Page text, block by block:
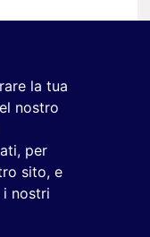
la tua
nostro
per
sito, e
nostri
S.p.A. Società